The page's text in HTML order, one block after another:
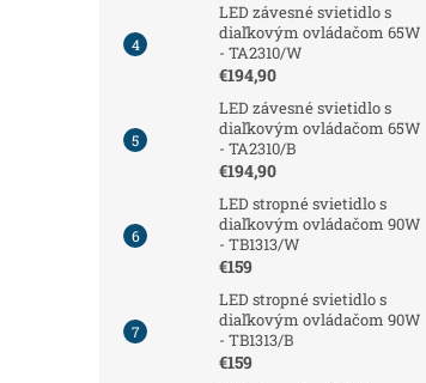
LED závesné svietidlo s
diaľkovým ovládačom 65W
- TA2310/W
€194,90
LED závesné svietidlo s
diaľkovým ovládačom 65W
- TA2310/B
€194,90
LED stropné svietidlo s
diaľkovým ovládačom 90W
- TB1313/W
€159
LED stropné svietidlo s
diaľkovým ovládačom 90W
- TB1313/B
€159